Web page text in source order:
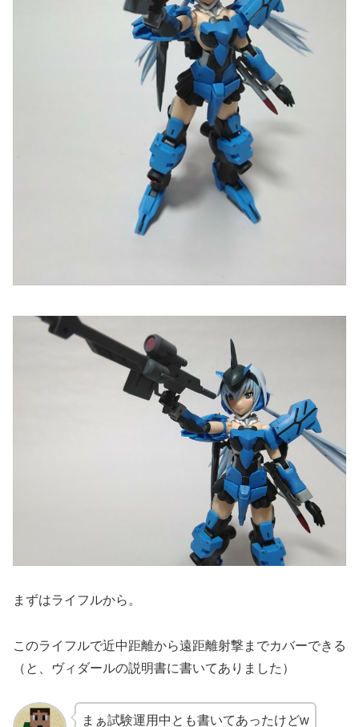
まずはライフルから。
このライフルで近中距離から遠距離射撃までカバーできる
（と、ヴィダールの説明書に書いてありました）
まぁ試験運用中とも書いてあったけどw